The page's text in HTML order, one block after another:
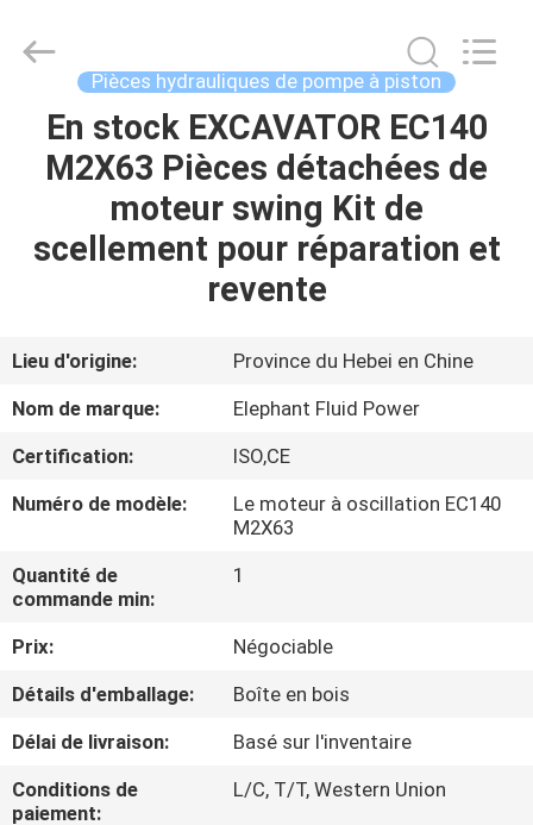
MAISON
PRODUITS
DE
NOUS
VISITE
D'USINE
CONTRÔLE
DE
CONTACTEZ-
NOUS
Elephant
Fluid
Pièces hydrauliques de pompe à piston
En stock EXCAVATOR EC140
M2X63 Pièces détachées de
moteur swing Kit de
scellement pour réparation et
revente
Lieu d'origine:
Province du Hebei en Chine
Nom de marque:
Elephant Fluid Power
Certification:
ISO,CE
Numéro de modèle:
Le moteur à oscillation EC140
M2X63
Quantité de
commande min:
1
Prix:
Négociable
Détails d'emballage:
Boîte en bois
Délai de livraison:
Basé sur l'inventaire
Conditions de
paiement:
L/C, T/T, Western Union